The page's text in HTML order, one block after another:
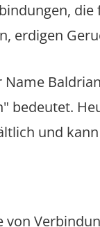
erdigen
bedeutet.
und